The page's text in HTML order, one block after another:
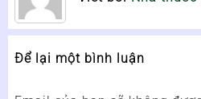
Để lại một bình luận